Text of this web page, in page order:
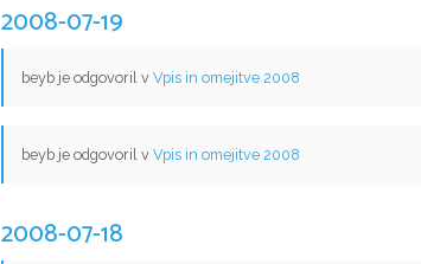
2008-07-19
beyb je odgovoril v Vpis in omejitve 2008
beyb je odgovoril v Vpis in omejitve 2008
2008-07-18